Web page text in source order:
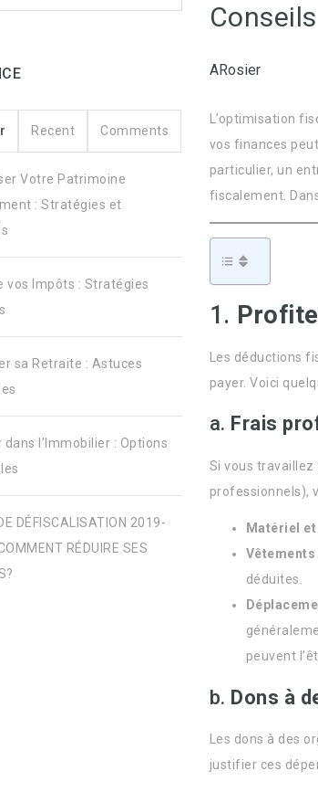
Conseils
ARosier
L’optimisation
vos finances
particulier, un
fiscalement.
1.
Les déductions
payer. Voici
a. Frais
Si vous
professionnels),
Matériel
Vêtements
déduites.
peuvent
b. Dons à
Les dons à des
justifier ces
Recent Comments
Votre Patrimoine
: Stratégies et
vos Impôts : Stratégies
sa Retraite : Astuces
dans l’Immobilier : Options
DÉFISCALISATION 2019-
RÉDUIRE SES